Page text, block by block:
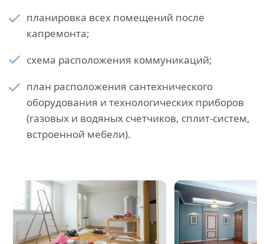
планировка всех помещений после
капремонта;
схема расположения коммуникаций;
план расположения сантехнического
оборудования и технологических приборов
(газовых и водяных счетчиков, сплит-систем,
встроенной мебели).